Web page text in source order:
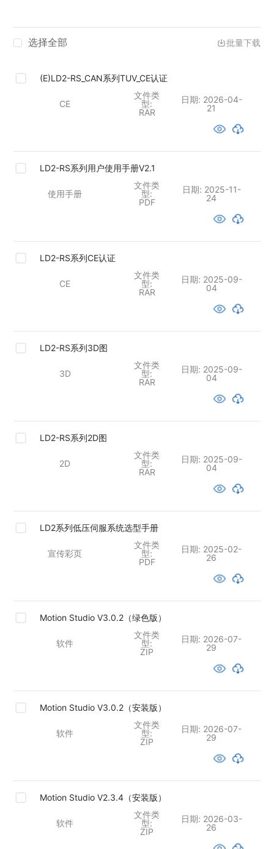
选择全部 批量下载
(E)LD2-RS_CAN系列TUV_CE认证
CE
文件类
型:
RAR
日期: 2026-04-
21
LD2-RS系列用户使用手册V2.1
使用手册
文件类
型:
PDF
日期: 2025-11-
24
LD2-RS系列CE认证
CE
文件类
型:
RAR
日期: 2025-09-
04
LD2-RS系列3D图
3D
文件类
型:
RAR
日期: 2025-09-
04
LD2-RS系列2D图
2D
文件类
型:
RAR
日期: 2025-09-
04
LD2系列低压伺服系统选型手册
宣传彩页
文件类
型:
PDF
日期: 2025-02-
26
Motion Studio V3.0.2（绿色版）
软件
文件类
型:
ZIP
日期: 2026-07-
29
Motion Studio V3.0.2（安装版）
软件
文件类
型:
ZIP
日期: 2026-07-
29
Motion Studio V2.3.4（安装版）
软件
文件类
型:
ZIP
日期: 2026-03-
26